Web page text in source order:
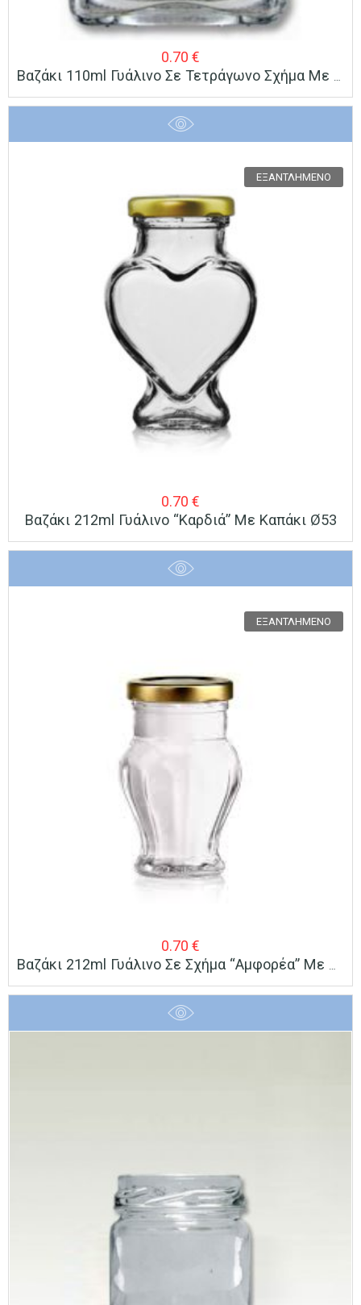
0.70 €
Βαζάκι 110ml Γυάλινο Σε Τετράγωνο Σχήμα Με Καπάκι Ø43
ΕΞΑΝΤΛΗΜΈΝΟ
0.70 €
Βαζάκι 212ml Γυάλινο “Καρδιά” Με Καπάκι Ø53
ΕΞΑΝΤΛΗΜΈΝΟ
0.70 €
Βαζάκι 212ml Γυάλινο Σε Σχήμα “Αμφορέα” Με Καπάκι Ø58